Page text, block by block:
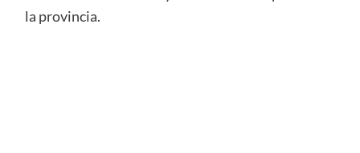
la provincia.